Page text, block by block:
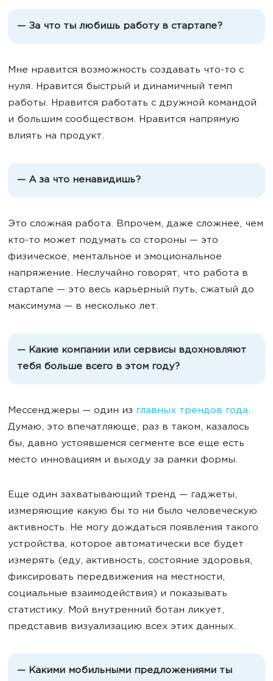
— За что ты любишь работу в стартапе?
Мне нравится возможность создавать что-то с
нуля. Нравится быстрый и динамичный темп
работы. Нравится работать с дружной командой
и большим сообществом. Нравится напрямую
влиять на продукт.
— А за что ненавидишь?
Это сложная работа. Впрочем, даже сложнее, чем
кто-то может подумать со стороны — это
физическое, ментальное и эмоциональное
напряжение. Неслучайно говорят, что работа в
стартапе — это весь карьерный путь, сжатый до
максимума — в несколько лет.
— Какие компании или сервисы вдохновляют
тебя больше всего в этом году?
Мессенджеры — один из главных трендов года.
Думаю, это впечатляюще, раз в таком, казалось
бы, давно устоявшемся сегменте все еще есть
место инновациям и выходу за рамки формы.
Еще один захватывающий тренд — гаджеты,
измеряющие какую бы то ни было человеческую
активность. Не могу дождаться появления такого
устройства, которое автоматически все будет
измерять (еду, активность, состояние здоровья,
фиксировать передвижения на местности,
социальные взаимодействия) и показывать
статистику. Мой внутренний ботан ликует,
представив визуализацию всех этих данных.
— Какими мобильными предложениями ты